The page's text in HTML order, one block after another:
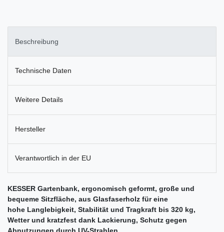
Beschreibung
Technische Daten
Weitere Details
Hersteller
Verantwortlich in der EU
KESSER Gartenbank, ergonomisch geformt, große und
bequeme Sitzfläche, aus Glasfaserholz für eine
hohe Langlebigkeit, Stabilität und Tragkraft bis 320 kg,
Wetter und kratzfest dank Lackierung, Schutz gegen